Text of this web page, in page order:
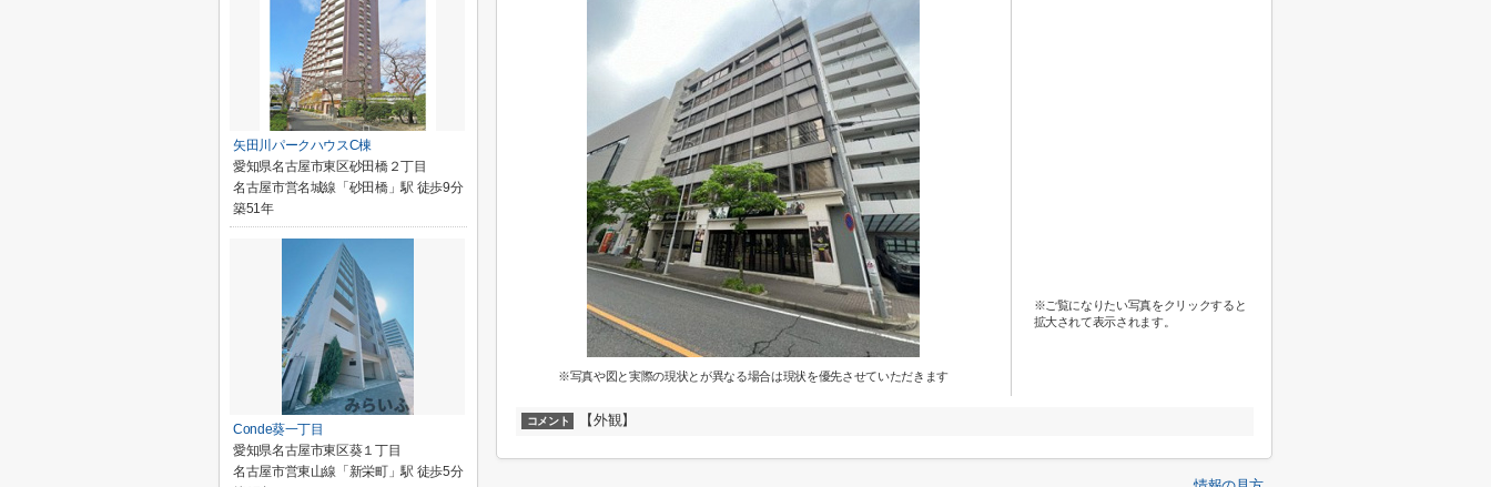
※写真や図と実際の現状とが異なる場合は現状を優先させていただきます
※ご覧になりたい写真をクリックすると
拡大されて表示されます。
コメント 【外観】
矢田川パークハウスC棟
愛知県名古屋市東区砂田橋２丁目
名古屋市営名城線「砂田橋」駅 徒歩9分
築51年
Conde葵一丁目
愛知県名古屋市東区葵１丁目
名古屋市営東山線「新栄町」駅 徒歩5分